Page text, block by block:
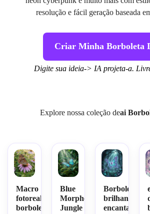
resolução e fácil geração baseada
Criar Minha Borboleta
Digite sua ideia-> IA projeta-a.
Explore nossa coleção deai
Macro
fotoreal
borboleta
Blue
Morpho
Jungle
Borboleta
brilhante
encantada